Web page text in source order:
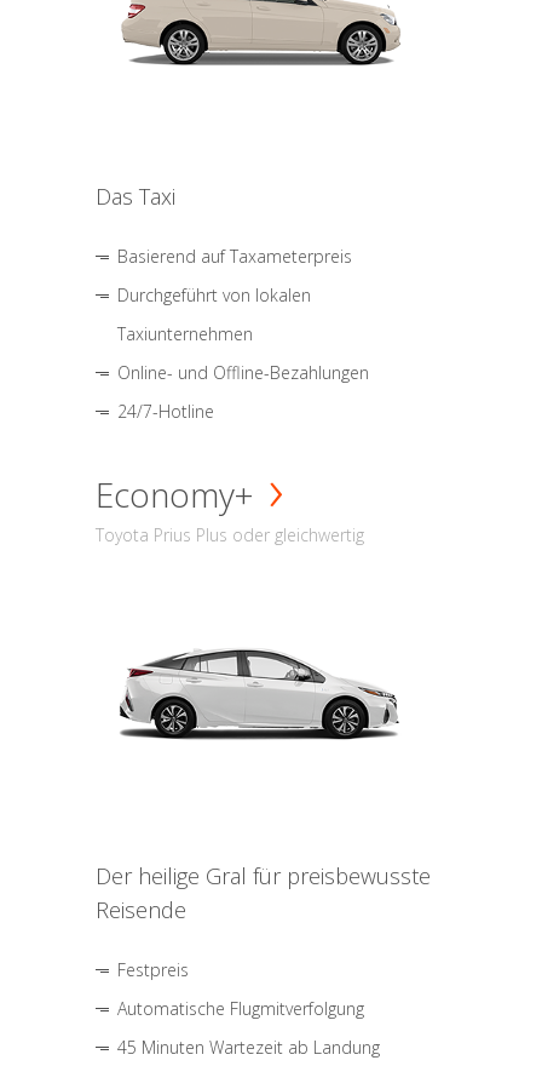
Das Taxi
Basierend auf Taxameterpreis
Durchgeführt von lokalen
Taxiunternehmen
Online- und Offline-Bezahlungen
24/7-Hotline
Economy+
Toyota Prius Plus oder gleichwertig
Der heilige Gral für preisbewusste
Reisende
Festpreis
Automatische Flugmitverfolgung
45 Minuten Wartezeit ab Landung